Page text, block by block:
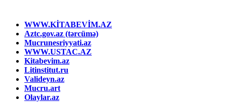
WWW.KİTABEVİM.AZ
Aztc.gov.az (tərcümə)
Mucrunesriyyati.az
WWW.USTAC.AZ
Kitabevim.az
Litinstitut.ru
Valideyn.az
Mucru.art
Olaylar.az